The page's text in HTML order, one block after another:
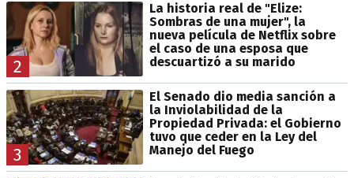
2
La historia real de "Elize:
Sombras de una mujer", la
nueva película de Netflix sobre
el caso de una esposa que
descuartizó a su marido
3
El Senado dio media sanción a
la Inviolabilidad de la
Propiedad Privada: el Gobierno
tuvo que ceder en la Ley del
Manejo del Fuego